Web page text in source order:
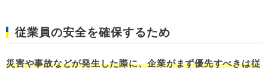
従業員の安全を確保するため
災害や事故などが発生した際に、企業がまず優先すべきは従